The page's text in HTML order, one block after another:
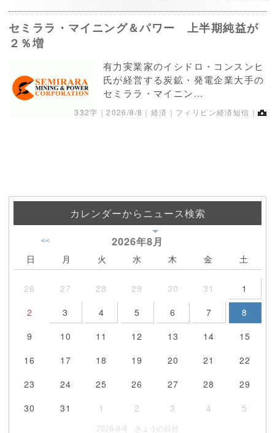
セミララ・マイニング＆パワー 上半期純益が
２％増
有力実業家のイシドロ・コンスンヒ
氏が経営する炭鉱・発電企業大手の
セミララ・マイニン...
332字｜2026/8/8 ｜経済｜フィリピン経済短信｜
カレンダーからニュース検索
2026年8月
<<
日 月 火 水 木 金 土
26 27 28 29 30 31
1
2
3 4 5 6 7
8
9
10 11 12 13 14
15
16
17 18 19 20 21
22
23
24 25 26 27 28
29
30
31 1 2 3 4 5
2026-8-8 きょうの日付